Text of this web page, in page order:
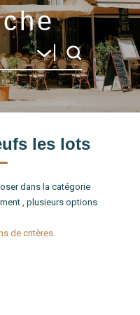
les lots
dans la catégorie
, plusieurs options
de critères.